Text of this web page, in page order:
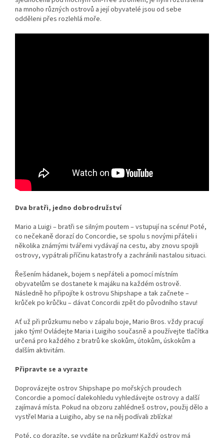
na mnoho různých ostrovů a její obyvatelé jsou od sebe
odděleni přes rozlehlá moře.
Dva bratři, jedno dobrodružství
Mario a Luigi – bratři se silným poutem – vstupují na scénu! Poté,
co nečekaně dorazí do Concordie, se spolu s novými přáteli i
několika známými tvářemi vydávají na cestu, aby znovu spojili
ostrovy, vypátrali příčinu katastrofy a zachránili nastalou situaci.
Řešením hádanek, bojem s nepřáteli a pomocí místním
obyvatelům se dostanete k majáku na každém ostrově.
Následně ho připojíte k ostrovu Shipshape a tak začnete –
krůček po krůčku – dávat Concordii zpět do původního stavu!
Ať už při průzkumu nebo v zápalu boje, Mario Bros. vždy pracují
jako tým! Ovládejte Maria i Luigiho současně a používejte tlačítka
určená pro každého z bratrů ke skokům, útokům, úskokům a
dalším aktivitám.
Připravte se a vyrazte
Doprovázejte ostrov Shipshape po mořských proudech
Concordie a pomocí dalekohledu vyhledávejte ostrovy a další
zajímavá místa. Pokud na obzoru zahlédneš ostrov, použij dělo a
vystřel Maria a Luigiho, aby se na něj podívali zblízka!
Poté, co dorazíte, se vydáte na průzkum! Každý ostrov má